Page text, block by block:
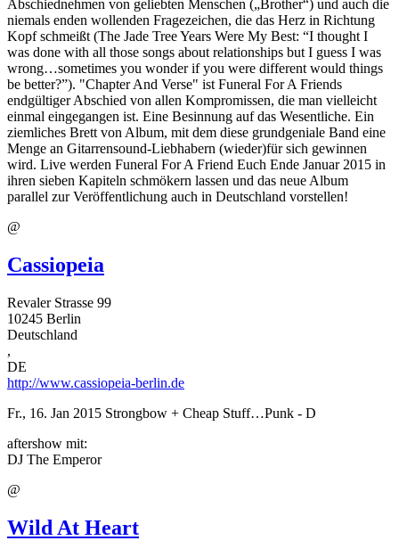
Abschiednehmen von geliebten Menschen („Brother“) und auch die
niemals enden wollenden Fragezeichen, die das Herz in Richtung
Kopf schmeißt (The Jade Tree Years Were My Best: “I thought I
was done with all those songs about relationships but I guess I was
wrong…sometimes you wonder if you were different would things
be better?”). "Chapter And Verse" ist Funeral For A Friends
endgültiger Abschied von allen Kompromissen, die man vielleicht
einmal eingegangen ist. Eine Besinnung auf das Wesentliche. Ein
ziemliches Brett von Album, mit dem diese grundgeniale Band eine
Menge an Gitarrensound-Liebhabern (wieder)für sich gewinnen
wird. Live werden Funeral For A Friend Euch Ende Januar 2015 in
ihren sieben Kapiteln schmökern lassen und das neue Album
parallel zur Veröffentlichung auch in Deutschland vorstellen!
@
Cassiopeia
Revaler Strasse 99
10245 Berlin
Deutschland
,
DE
http://www.cassiopeia-berlin.de
Fr., 16. Jan 2015 Strongbow + Cheap Stuff…Punk - D
aftershow mit:
DJ The Emperor
@
Wild At Heart